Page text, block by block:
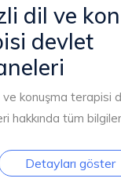
dil ve
devlet
ve konuşma terapisi
hakkında tüm
Detayları göster